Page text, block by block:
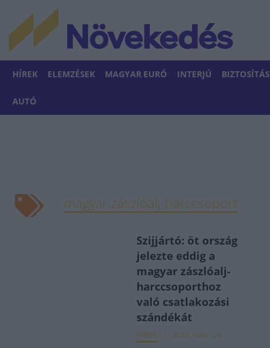
HÍREK ELEMZÉSEK MAGYAR EURÓ INTERJÚ BIZTOSÍTÁS
AUTÓ
magyar zászlóalj-harccsoport
Szijjártó: öt ország
jelezte eddig a
magyar zászlóalj-
harccsoporthoz
való csatlakozási
szándékát
HÍREK 2022. márc. 24.